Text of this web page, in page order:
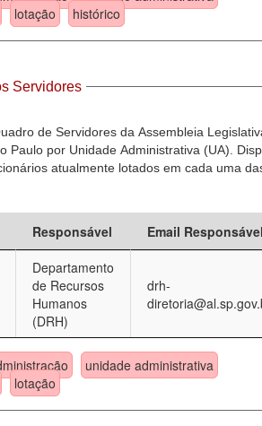
lotação histórico
Servidores
de Servidores da Assembleia
Paulo por Unidade Administrativa (UA).
atualmente lotados em cada uma
Responsável
Email
Departamento
de Recursos
Humanos
(DRH)
drh-
unidade administrativa
lotação